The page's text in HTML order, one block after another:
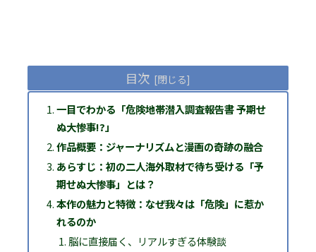
目次
一目でわかる「危険地帯潜入調査報告書 予期せ
ぬ大惨事!?」
作品概要：ジャーナリズムと漫画の奇跡の融合
あらすじ：初の二人海外取材で待ち受ける「予
期せぬ大惨事」とは？
本作の魅力と特徴：なぜ我々は「危険」に惹か
れるのか
脳に直接届く、リアルすぎる体験談